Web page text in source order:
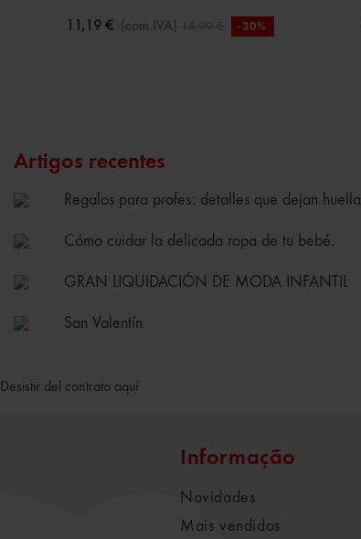
11,19 € (com IVA) 15,99 € -30%
Artigos recentes
Regalos para profes: detalles que dejan huella
Cómo cuidar la delicada ropa de tu bebé.
GRAN LIQUIDACIÓN DE MODA INFANTIL
San Valentín
Desistir del contrato aquí
Informação
Novidades
Mais vendidos